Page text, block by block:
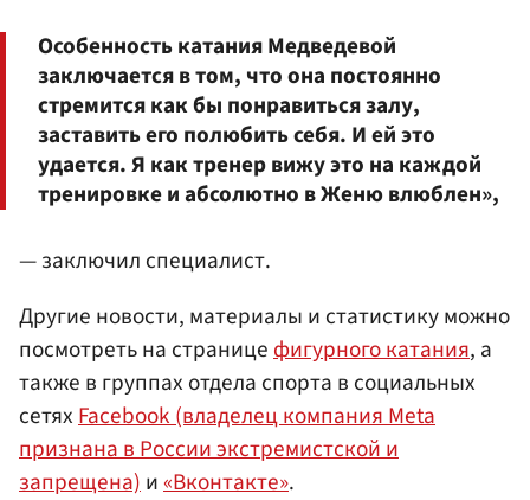
Особенность катания Медведевой
заключается в том, что она постоянно
стремится как бы понравиться залу,
заставить его полюбить себя. И ей это
удается. Я как тренер вижу это на каждой
тренировке и абсолютно в Женю влюблен»,
— заключил специалист.
Другие новости, материалы и статистику можно
посмотреть на страницефигурного катания, а
также в группах отдела спорта в социальных
сетяхFacebook (владелец компания Meta
признана в России экстремистской и
запрещена)и«Вконтакте».